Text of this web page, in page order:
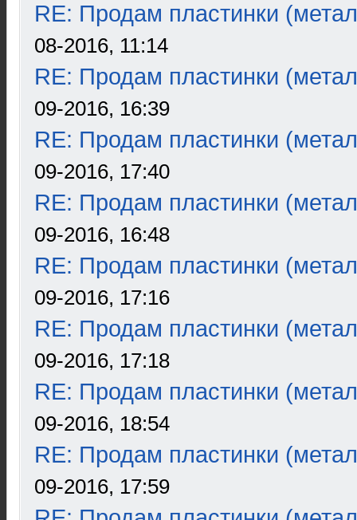
RE: Продам пластинки
08-2016, 11:14
RE: Продам пластинки
09-2016, 16:39
RE: Продам пластинки
09-2016, 17:40
RE: Продам пластинки
09-2016, 16:48
RE: Продам пластинки
09-2016, 17:16
RE: Продам пластинки
09-2016, 17:18
RE: Продам пластинки
09-2016, 18:54
RE: Продам пластинки
09-2016, 17:59